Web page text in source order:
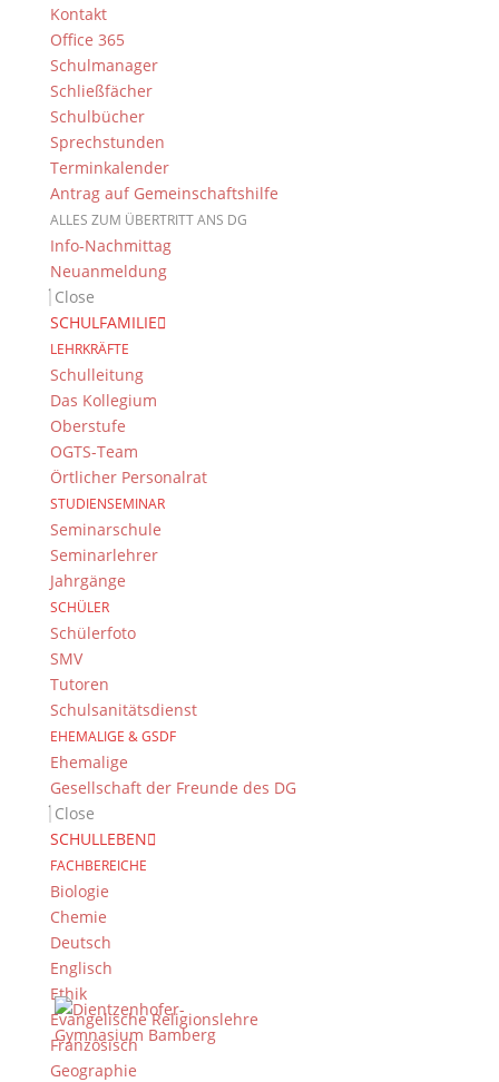
Kontakt
Office 365
Schulmanager
Schließfächer
Schulbücher
Sprechstunden
Terminkalender
Antrag auf Gemeinschaftshilfe
ALLES ZUM ÜBERTRITT ANS DG
Info-Nachmittag
Neuanmeldung
Close
SCHULFAMILIE
LEHRKRÄFTE
Schulleitung
Das Kollegium
Oberstufe
OGTS-Team
Örtlicher Personalrat
STUDIENSEMINAR
Seminarschule
Seminarlehrer
Jahrgänge
SCHÜLER
Schülerfoto
SMV
Tutoren
Schulsanitätsdienst
EHEMALIGE & GSDF
Ehemalige
Gesellschaft der Freunde des DG
Close
SCHULLEBEN
FACHBEREICHE
Biologie
Chemie
Deutsch
Englisch
Ethik
Evangelische Religionslehre
Französisch
Geographie
die von Herrn Weismantel (Gesellschaft der DG-
Freunde) geehrt wurden.
Last but not least der Sport: Neben Einzelsportlern
standen die Jüngsten (WK IV) im Mittelpunkt: Die DG-
Jungen wurden im Basketball Bayerischer Meister
und „Vize“ in der Leichtathletik.
Herzliche Gratulation an alle „Geehrten“!
Suche
Newsarchiv
Newsarchiv
Das DG
Dientzenhofer-Gymnasium Bamberg
Feldkirchenstr. 20-22
96052 Bamberg
Tel.: +49 (0) 951 93 23 90
Fax.: +49 (0) 951 93 23 92 0
E-Mail:
dg@stadt.bamberg.de
Kontakt & Ansprechpartner
Senden Sie uns Ihre Nachricht.
Impressum & Datenschutz
Impressum
Datenschutzerklärung
Kontakt
© 2015-2022, Dientzenhofer-Gymnasium Bamberg